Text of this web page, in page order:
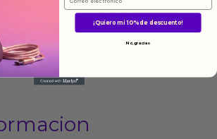
Ver el producto
¡Quiero mi 10% de descuento!
No, gracias